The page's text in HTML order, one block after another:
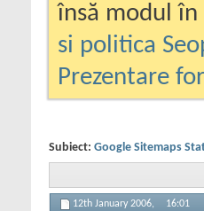
însă modul
si politica
Prezentare
Subiect: Google Sitemaps
12th January 2006, 16:01